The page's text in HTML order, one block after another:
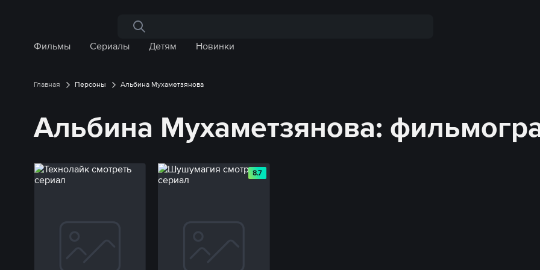
Поиск по сайту
Фильмы
Сериалы Детям Новинки
Главная Персоны Альбина Мухаметзянова
Альбина Мухаметзянова:
8.7